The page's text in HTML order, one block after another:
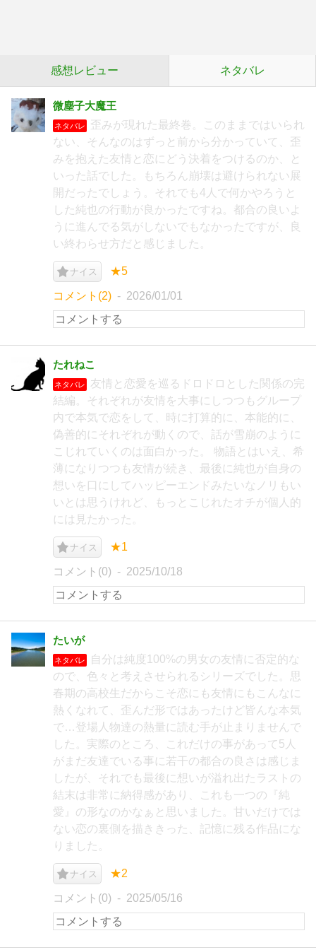
感想レビュー ネタバレ
微塵子大魔王
ネタバレ
歪みが現れた最終巻。このままではいられ
ない、そんなのはずっと前から分かっていて、歪
みを抱えた友情と恋にどう決着をつけるのか、と
いった話でした。もちろん崩壊は避けられない展
開だったでしょう。それでも4人で何かやろうと
した純也の行動が良かったですね。都合の良いよ
うに進んでる気がしないでもなかったですが、良
い終わらせ方だと感じました。
ナイス ★5
コメント(2) 2026/01/01
たれねこ
ネタバレ
友情と恋愛を巡るドロドロとした関係の完
結編。それぞれが友情を大事にしつつもグループ
内で本気で恋をして、時に打算的に、本能的に、
偽善的にそれぞれが動くので、話が雪崩のように
こじれていくのは面白かった。 物語とはいえ、希
薄になりつつも友情が続き、最後に純也が自身の
想いを口にしてハッピーエンドみたいなノリもい
いとは思うけれど、もっとこじれたオチが個人的
には見たかった。
ナイス ★1
コメント(0) 2025/10/18
たいが
ネタバレ
自分は純度100%の男女の友情に否定的な
ので、色々と考えさせられるシリーズでした。思
春期の高校生だからこそ恋にも友情にもこんなに
熱くなれて、歪んだ形ではあったけど皆んな本気
で…登場人物達の熱量に読む手が止まりませんで
した。実際のところ、これだけの事があって5人
がまだ友達でいる事に若干の都合の良さは感じま
したが、それでも最後に想いが溢れ出たラストの
結末は非常に納得感があり、これも一つの『純
愛』の形なのかなぁと思いました。甘いだけでは
ない恋の裏側を描ききった、記憶に残る作品にな
りました。
ナイス ★2
コメント(0) 2025/05/16